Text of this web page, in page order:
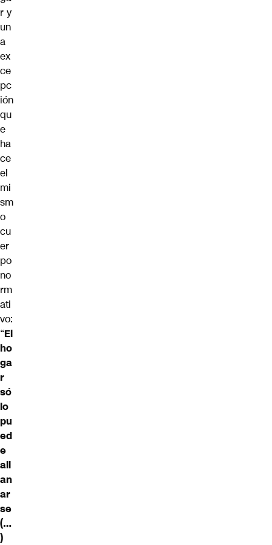
r y
un
a
ex
ce
pc
ión
qu
e
ha
ce
el
mi
sm
o
cu
er
po
no
rm
ati
vo:
“El
ho
ga
r
só
lo
pu
ed
e
all
an
ar
se
(…
)